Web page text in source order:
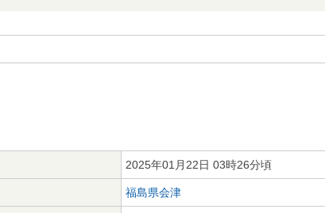
2025年01月22日 03時26分頃
福島県会津